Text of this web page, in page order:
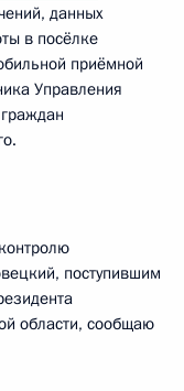
данных
в посёлке
приёмной
Управления
поступившим
области, сообщаю